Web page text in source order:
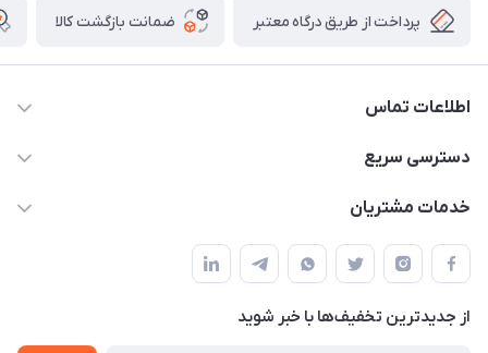
پرداخت از طریق درگاه معتبر ضمانت بازگشت کالا
اطلاعات تماس
09141934659
تجاری بین المللی داریوش ، طبقه همکف ، فروشگاه کرال شاپینگ
دسترسی سریع
حساب کاربری
لیست محصولات
درباره ما
خدمات مشتریان
پیگیری سفارش
شیوه های پرداخت
رویه مرجوع کالا
از جدید‌ترین تخفیف‌ها با‌ خبر شوید